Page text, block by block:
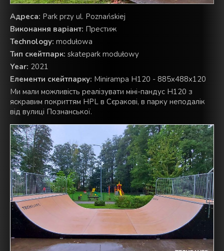
Aдреса: Park przy ul. Poznańskiej
Виконання варіант: Престиж
Technology: modułowa
Тип скейтпарк: skatepark modułowy
Year: 2021
Елементи скейтпарку: Minirampa H120 - 885x488x120
Ми мали можливість реалізувати міні-пандус H120 з
яскравим покриттям HPL в Сєракові, в парку неподалік
від вулиці Познанської.